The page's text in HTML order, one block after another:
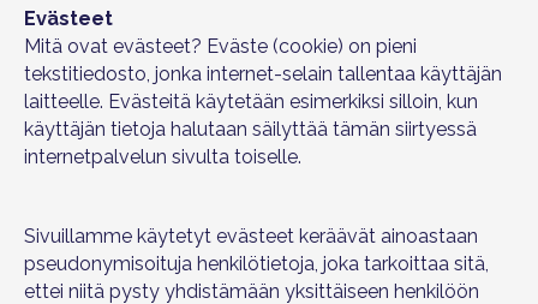
Evästeet
Mitä ovat evästeet? Eväste (cookie) on pieni
tekstitiedosto, jonka internet-selain tallentaa käyttäjän
laitteelle. Evästeitä käytetään esimerkiksi silloin, kun
käyttäjän tietoja halutaan säilyttää tämän siirtyessä
internetpalvelun sivulta toiselle.
Sivuillamme käytetyt evästeet keräävät ainoastaan
pseudonymisoituja henkilötietoja, joka tarkoittaa sitä,
ettei niitä pysty yhdistämään yksittäiseen henkilöön